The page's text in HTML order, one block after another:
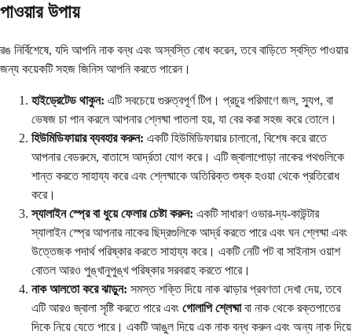
পাওয়ার উপায়
রঙ নির্বিশেষে, যদি আপনি নাক বন্ধ এবং অস্বস্তি বোধ করেন, তবে বাড়িতে স্বস্তি পাওয়ার
জন্য কয়েকটি সহজ জিনিস আপনি করতে পারেন।
হাইড্রেটেড থাকুন: এটি সবচেয়ে গুরুত্বপূর্ণ টিপ। প্রচুর পরিমাণে জল, স্যুপ, বা
ভেষজ চা পান করলে আপনার শ্লেষ্মা পাতলা হয়, যা বের করা সহজ করে তোলে।
হিউমিডিফায়ার ব্যবহার করুন: একটি হিউমিডিফায়ার চালানো, বিশেষ করে রাতে
আপনার বেডরুমে, বাতাসে আর্দ্রতা যোগ করে। এটি জ্বালাপোড়া নাকের পথগুলিকে
শান্ত করতে সাহায্য করে এবং শ্লেষ্মাকে অতিরিক্ত শুষ্ক হওয়া থেকে প্রতিরোধ
করে।
স্যালাইন স্প্রে বা ধুয়ে ফেলার চেষ্টা করুন: একটি সাধারণ ওভার-দ্য-কাউন্টার
স্যালাইন স্প্রে আপনার নাকের ছিদ্রগুলিকে আর্দ্র করতে পারে এবং ঘন শ্লেষ্মা এবং
উত্তেজক পদার্থ পরিষ্কার করতে সাহায্য করে। একটি নেটি পট বা সাইনাস ওয়াশ
বোতল আরও পুঙ্খানুপুঙ্খ পরিষ্কার সরবরাহ করতে পারে।
নাক আলতো করে ঝাড়ুন: সমস্ত শক্তি দিয়ে নাক ঝাড়ার প্রবণতা দেখা দেয়, তবে
এটি আরও জ্বালা সৃষ্টি করতে পারে এবং গোলাপি শ্লেষ্মাবা নাক থেকে রক্তপাতের
দিকে নিয়ে যেতে পারে। একটি আঙুল দিয়ে এক নাক বন্ধ করুন এবং অন্য নাক দিয়ে